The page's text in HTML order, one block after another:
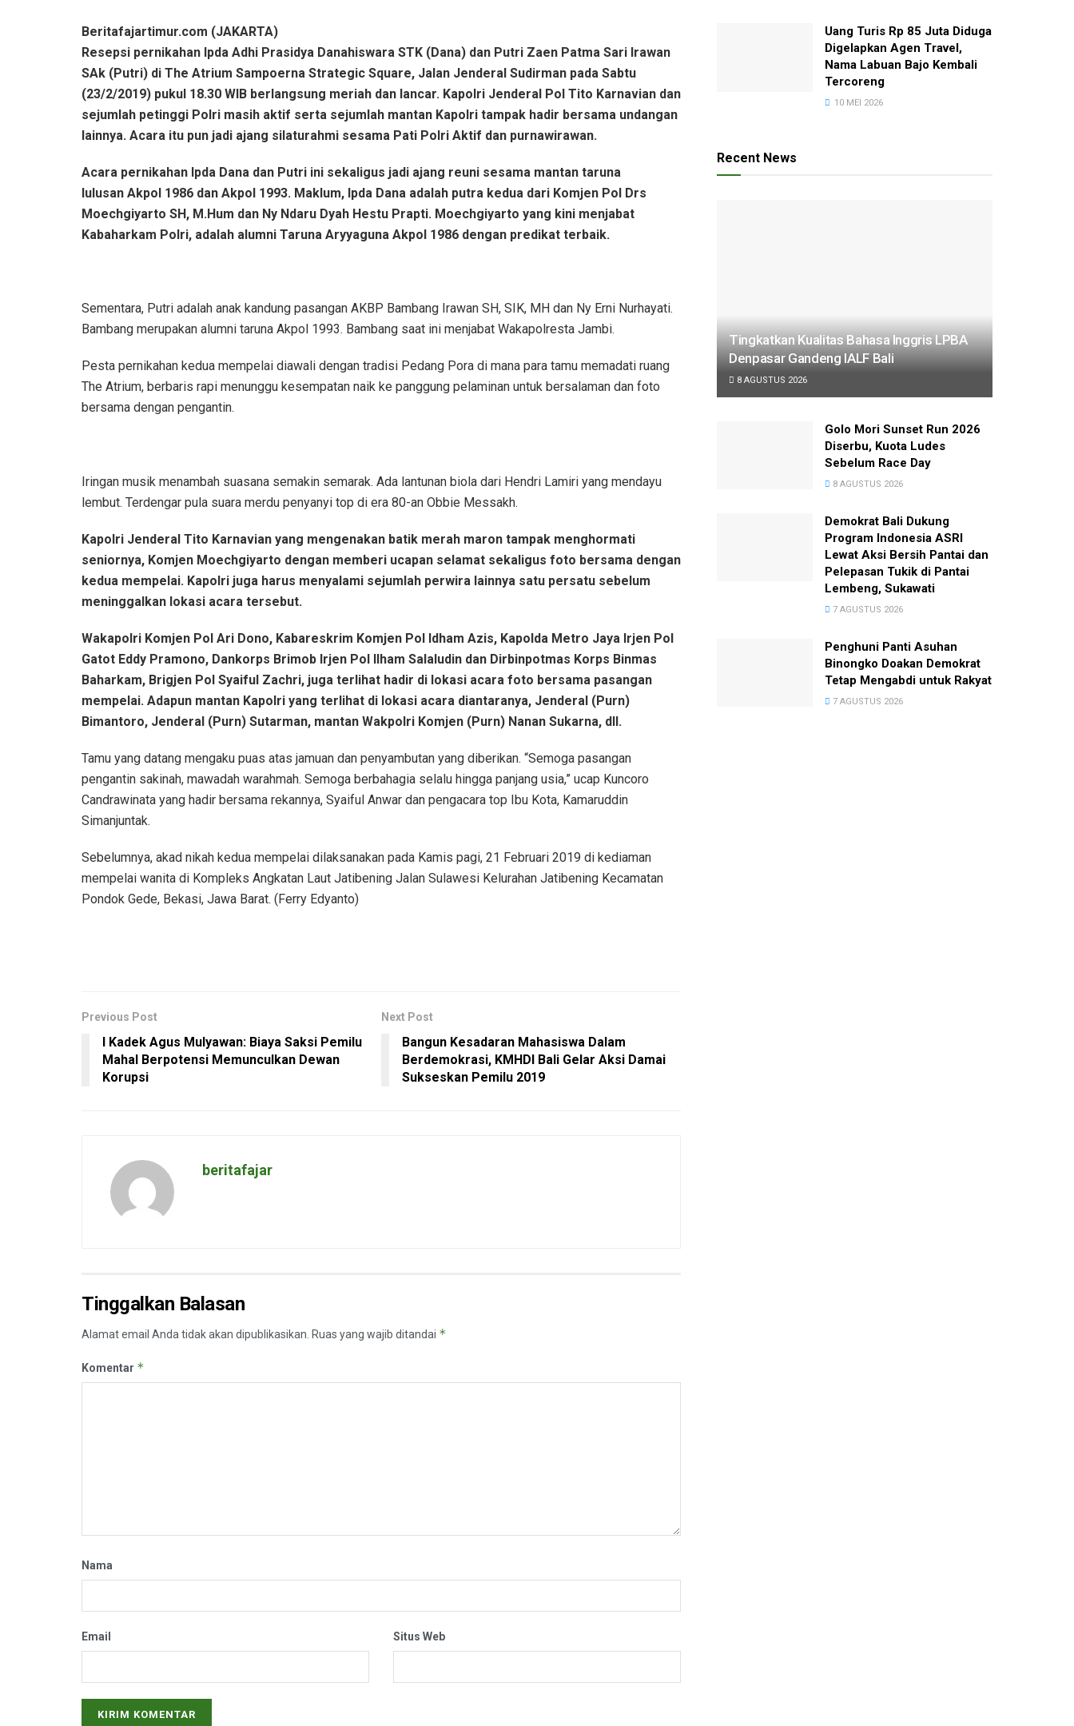
Beritafajartimur.com (JAKARTA)
Resepsi pernikahan Ipda Adhi Prasidya Danahiswara STK (Dana) dan Putri Zaen Patma Sari Irawan
SAk (Putri) di The Atrium Sampoerna Strategic Square, Jalan Jenderal Sudirman pada Sabtu
(23/2/2019) pukul 18.30 WIB berlangsung meriah dan lancar. Kapolri Jenderal Pol Tito Karnavian dan
sejumlah petinggi Polri masih aktif serta sejumlah mantan Kapolri tampak hadir bersama undangan
lainnya. Acara itu pun jadi ajang silaturahmi sesama Pati Polri Aktif dan purnawirawan.
Acara pernikahan Ipda Dana dan Putri ini sekaligus jadi ajang reuni sesama mantan taruna
lulusan Akpol 1986 dan Akpol 1993. Maklum, Ipda Dana adalah putra kedua dari Komjen Pol Drs
Moechgiyarto SH, M.Hum dan Ny Ndaru Dyah Hestu Prapti. Moechgiyarto yang kini menjabat
Kabaharkam Polri, adalah alumni Taruna Aryyaguna Akpol 1986 dengan predikat terbaik.
Sementara, Putri adalah anak kandung pasangan AKBP Bambang Irawan SH, SIK, MH dan Ny Erni Nurhayati.
Bambang merupakan alumni taruna Akpol 1993. Bambang saat ini menjabat Wakapolresta Jambi.
Pesta pernikahan kedua mempelai diawali dengan tradisi Pedang Pora di mana para tamu memadati ruang
The Atrium, berbaris rapi menunggu kesempatan naik ke panggung pelaminan untuk bersalaman dan foto
bersama dengan pengantin.
Iringan musik menambah suasana semakin semarak. Ada lantunan biola dari Hendri Lamiri yang mendayu
lembut. Terdengar pula suara merdu penyanyi top di era 80-an Obbie Messakh.
Kapolri Jenderal Tito Karnavian yang mengenakan batik merah maron tampak menghormati
seniornya, Komjen Moechgiyarto dengan memberi ucapan selamat sekaligus foto bersama dengan
kedua mempelai. Kapolri juga harus menyalami sejumlah perwira lainnya satu persatu sebelum
meninggalkan lokasi acara tersebut.
Wakapolri Komjen Pol Ari Dono, Kabareskrim Komjen Pol Idham Azis, Kapolda Metro Jaya Irjen Pol
Gatot Eddy Pramono, Dankorps Brimob Irjen Pol Ilham Salaludin dan Dirbinpotmas Korps Binmas
Baharkam, Brigjen Pol Syaiful Zachri, juga terlihat hadir di lokasi acara foto bersama pasangan
mempelai. Adapun mantan Kapolri yang terlihat di lokasi acara diantaranya, Jenderal (Purn)
Bimantoro, Jenderal (Purn) Sutarman, mantan Wakpolri Komjen (Purn) Nanan Sukarna, dll.
Tamu yang datang mengaku puas atas jamuan dan penyambutan yang diberikan. “Semoga pasangan
pengantin sakinah, mawadah warahmah. Semoga berbahagia selalu hingga panjang usia,” ucap Kuncoro
Candrawinata yang hadir bersama rekannya, Syaiful Anwar dan pengacara top Ibu Kota, Kamaruddin
Simanjuntak.
Sebelumnya, akad nikah kedua mempelai dilaksanakan pada Kamis pagi, 21 Februari 2019 di kediaman
mempelai wanita di Kompleks Angkatan Laut Jatibening Jalan Sulawesi Kelurahan Jatibening Kecamatan
Pondok Gede, Bekasi, Jawa Barat. (Ferry Edyanto)
Previous Post
I Kadek Agus Mulyawan: Biaya Saksi Pemilu
Mahal Berpotensi Memunculkan Dewan
Korupsi
Next Post
Bangun Kesadaran Mahasiswa Dalam
Berdemokrasi, KMHDI Bali Gelar Aksi Damai
Sukseskan Pemilu 2019
beritafajar
Tinggalkan Balasan
Alamat email Anda tidak akan dipublikasikan. Ruas yang wajib ditandai *
Komentar *
Nama
Email Situs Web
Uang Turis Rp 85 Juta Diduga
Digelapkan Agen Travel,
Nama Labuan Bajo Kembali
Tercoreng
10 MEI 2026
Recent News
Tingkatkan Kualitas Bahasa Inggris LPBA
Denpasar Gandeng IALF Bali
8 AGUSTUS 2026
Golo Mori Sunset Run 2026
Diserbu, Kuota Ludes
Sebelum Race Day
8 AGUSTUS 2026
Demokrat Bali Dukung
Program Indonesia ASRI
Lewat Aksi Bersih Pantai dan
Pelepasan Tukik di Pantai
Lembeng, Sukawati
7 AGUSTUS 2026
Penghuni Panti Asuhan
Binongko Doakan Demokrat
Tetap Mengabdi untuk Rakyat
7 AGUSTUS 2026